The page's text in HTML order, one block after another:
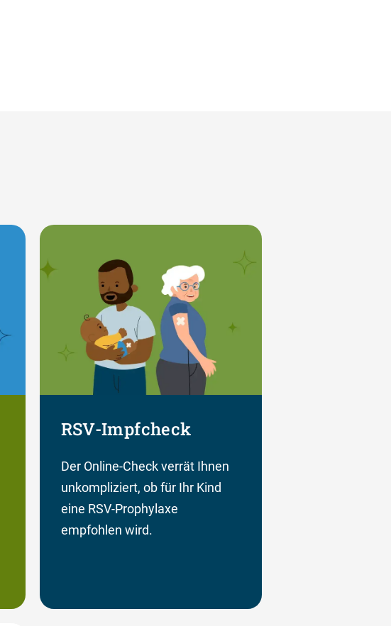
RSV-Impfcheck
Der Online-Check verrät Ihnen
unkompliziert, ob für Ihr Kind
eine RSV-Prophylaxe
empfohlen wird.